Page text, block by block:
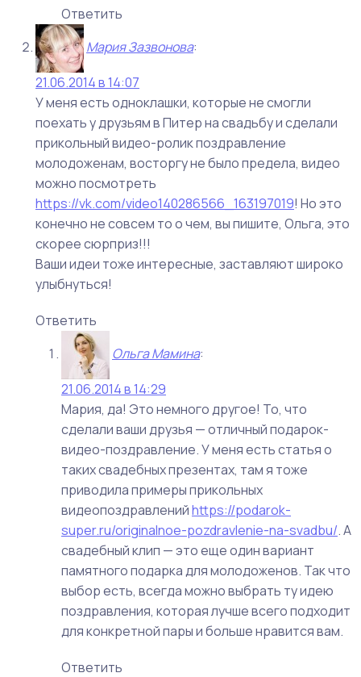
Ответить
Мария Зазвонова:
21.06.2014 в 14:07
У меня есть одноклашки, которые не смогли
поехать у друзьям в Питер на свадьбу и сделали
прикольный видео-ролик поздравление
молодоженам, восторгу не было предела, видео
можно посмотреть
https://vk.com/video140286566_163197019! Но это
конечно не совсем то о чем, вы пишите, Ольга, это
скорее сюрприз!!!
Ваши идеи тоже интересные, заставляют широко
улыбнуться!
Ответить
Ольга Мамина:
21.06.2014 в 14:29
Мария, да! Это немного другое! То, что
сделали ваши друзья — отличный подарок-
видео-поздравление. У меня есть статья о
таких свадебных презентах, там я тоже
приводила примеры прикольных
видеопоздравленийhttps://podarok-
super.ru/originalnoe-pozdravlenie-na-svadbu/. А
свадебный клип — это еще один вариант
памятного подарка для молодоженов. Так что
выбор есть, всегда можно выбрать ту идею
поздравления, которая лучше всего подходит
для конкретной пары и больше нравится вам.
Ответить